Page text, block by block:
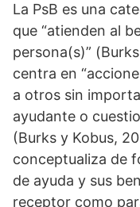
La PsB es una
que “atienden al
persona(s)”
centra en
a otros sin
ayudante o
(Burks y Kobus,
conceptualiza de
de ayuda y sus
receptor como